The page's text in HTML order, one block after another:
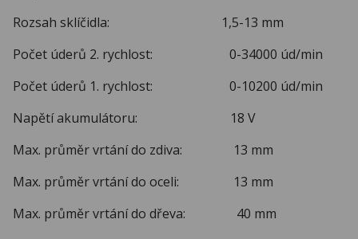
Rozsah sklíčidla: 1,5-13 mm
Počet úderů 2. rychlost: 0-34000 úd/min
Počet úderů 1. rychlost: 0-10200 úd/min
Napětí akumulátoru: 18 V
Max. průměr vrtání do zdiva: 13 mm
Max. průměr vrtání do oceli: 13 mm
Max. průměr vrtání do dřeva: 40 mm